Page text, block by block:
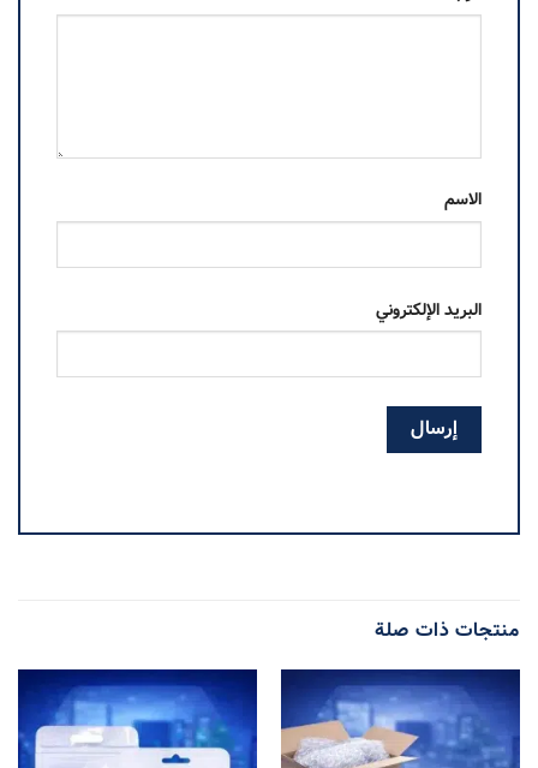
الاسم
البريد الإلكتروني
منتجات ذات صلة